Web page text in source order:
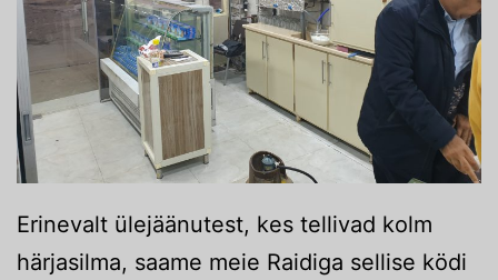
Erinevalt ülejäänutest, kes tellivad kolm
härjasilma, saame meie Raidiga sellise ködi